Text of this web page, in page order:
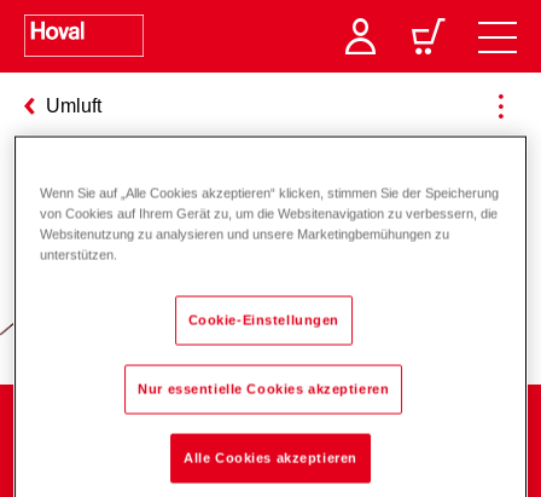
Umluft
Verantwortung für Energie und
Wenn Sie auf „Alle Cookies akzeptieren“ klicken, stimmen Sie der Speicherung
von Cookies auf Ihrem Gerät zu, um die Websitenavigation zu verbessern, die
Websitenutzung zu analysieren und unsere Marketingbemühungen zu
unterstützen.
Cookie-Einstellungen
Nur essentielle Cookies akzeptieren
Alle Cookies akzeptieren